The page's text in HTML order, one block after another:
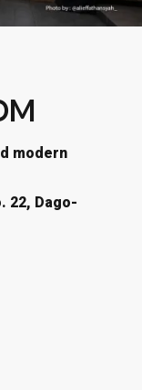
modern
22, Dago-